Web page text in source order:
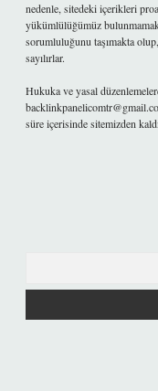
nedenle, sitedeki içerikleri
yükümlülüğümüz
sorumluluğunu taşımakta
sayılırlar.
Hukuka ve yasal
süre içerisinde sitemizden